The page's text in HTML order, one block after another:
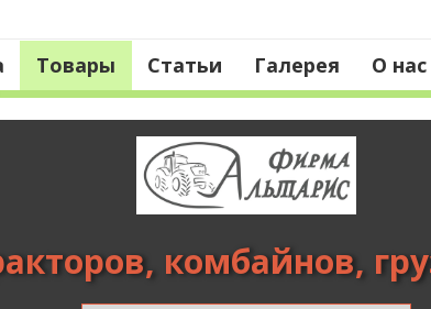
Товары Статьи Галерея О нас
комбайнов,